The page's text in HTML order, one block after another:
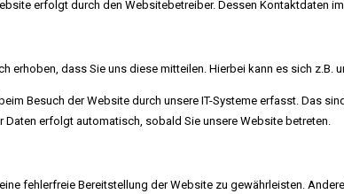
erfolgt durch den Websitebetreiber. Dessen Kontaktdaten
erhoben, dass Sie uns diese mitteilen. Hierbei kann es sich z.B.
Besuch der Website durch unsere IT-Systeme erfasst. Das
Daten erfolgt automatisch, sobald Sie unsere Website betreten.
fehlerfreie Bereitstellung der Website zu gewährleisten.